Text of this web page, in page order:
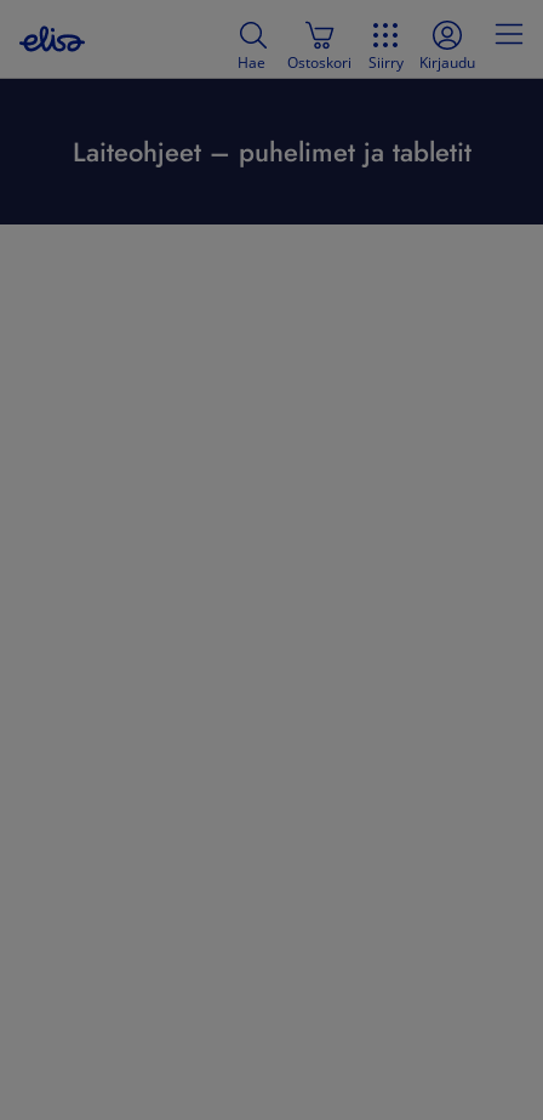
Hae Ostoskori Siirry Kirjaudu
Laiteohjeet – puhelimet ja tabletit